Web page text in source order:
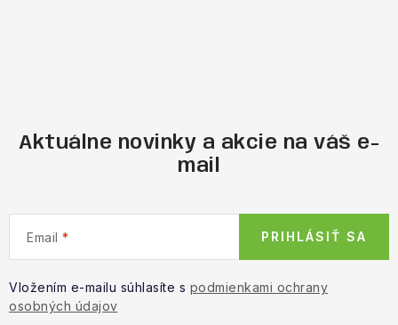
Aktuálne novinky a akcie na váš e-
mail
Email
Vložením e-mailu súhlasíte s podmienkami ochrany
osobných údajov
PRIHLÁSIŤ SA